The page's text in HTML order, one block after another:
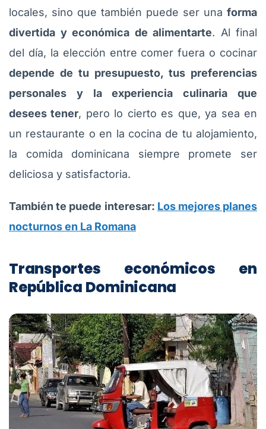
locales, sino que también puede ser una forma
divertida y económica de alimentarte. Al final
del día, la elección entre comer fuera o cocinar
depende de tu presupuesto, tus preferencias
personales y la experiencia culinaria que
desees tener, pero lo cierto es que, ya sea en
un restaurante o en la cocina de tu alojamiento,
la comida dominicana siempre promete ser
deliciosa y satisfactoria.
También te puede interesar: Los mejores planes
nocturnos en La Romana
Transportes económicos en
República Dominicana